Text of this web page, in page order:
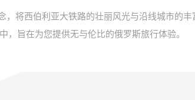
供难忘且独特的俄罗
将西伯利亚大铁路的壮丽风光与沿线城市的
旨在为您提供无与伦比的俄罗斯旅行体验。